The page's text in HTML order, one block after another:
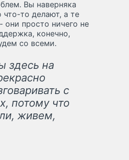
Вы наверняка
то делают, а те
просто ничего не
конечно,
со всеми.
здесь на
с
потому что
живем,